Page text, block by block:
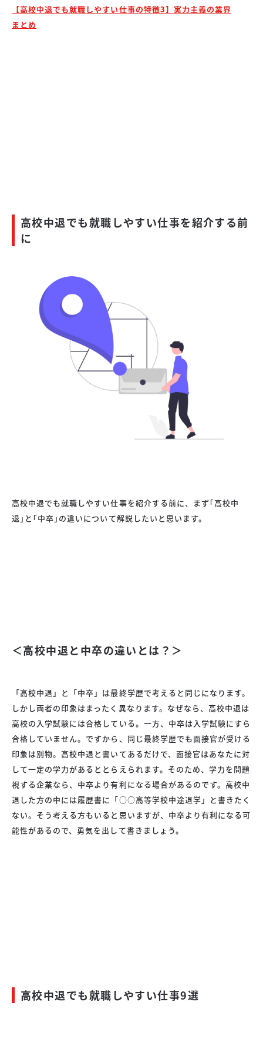
【高校中退でも就職しやすい仕事の特徴3】実力主義の業界
まとめ
高校中退でも就職しやすい仕事を紹介する前
に
高校中退でも就職しやすい仕事を紹介する前に、まず｢高校中
退｣と｢中卒｣の違いについて解説したいと思います。
＜高校中退と中卒の違いとは？＞
「高校中退」と「中卒」は最終学歴で考えると同じになります。
しかし両者の印象はまったく異なります。なぜなら、高校中退は
高校の入学試験には合格している。一方、中卒は入学試験にすら
合格していません。ですから、同じ最終学歴でも面接官が受ける
印象は別物。高校中退と書いてあるだけで、面接官はあなたに対
して一定の学力があるととらえられます。そのため、学力を問題
視する企業なら、中卒より有利になる場合があるのです。高校中
退した方の中には履歴書に「○○高等学校中途退学」と書きたく
ない。そう考える方もいると思いますが、中卒より有利になる可
能性があるので、勇気を出して書きましょう。
高校中退でも就職しやすい仕事9選